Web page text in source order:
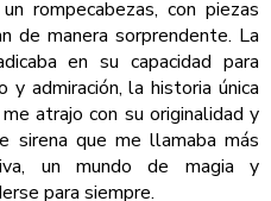
rompecabezas, con piezas
de manera sorprendente. La
en su capacidad para
admiración, la historia única
atrajo con su originalidad y
sirena que me llamaba más
un mundo de magia y
para siempre.